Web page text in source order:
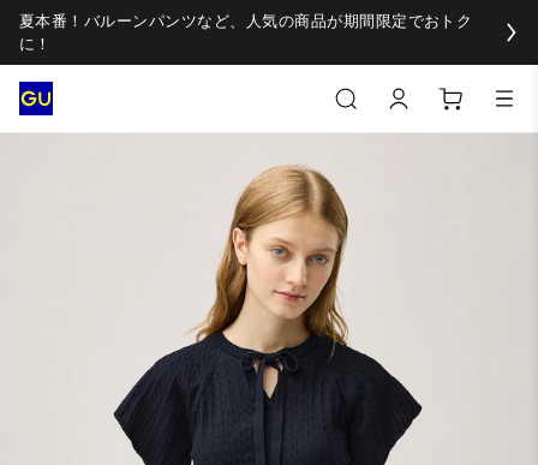
夏本番！バルーンパンツなど、人気の商品が期間限定でおトク
に！